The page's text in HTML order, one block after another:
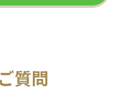
質問